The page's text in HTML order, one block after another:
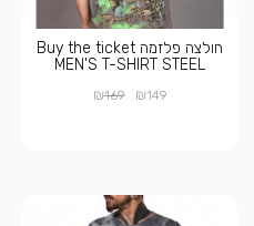
חולצה פלזמה Buy the ticket
MEN'S T-SHIRT STEEL
₪149
₪169